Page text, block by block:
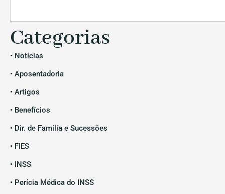
Categorias
• Notícias
• Aposentadoria
• Artigos
• Benefícios
• Dir. de Família e Sucessões
• FIES
• INSS
• Perícia Médica do INSS